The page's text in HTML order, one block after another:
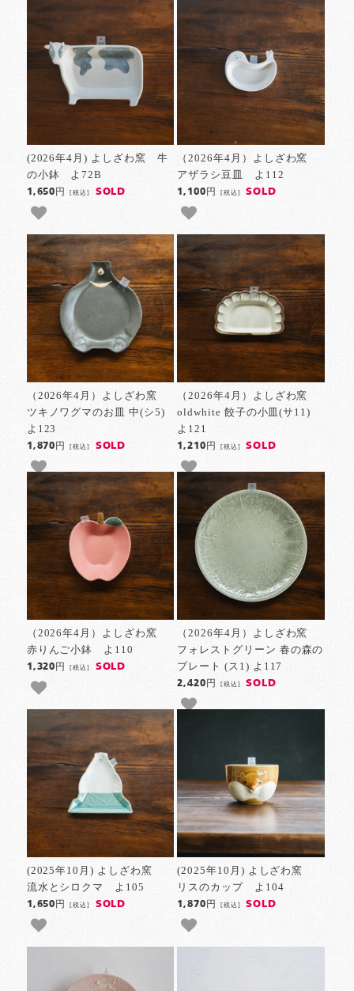
(2026年4月) よしざわ窯 牛
の小鉢 よ72B
1,650円[税込] SOLD
（2026年4月）よしざわ窯
アザラシ豆皿 よ112
1,100円 [税込] SOLD
（2026年4月）よしざわ窯
ツキノワグマのお皿 中(シ5)
よ123
1,870円[税込] SOLD
（2026年4月）よしざわ窯
oldwhite 餃子の小皿(サ11)
よ121
1,210円 [税込] SOLD
（2026年4月）よしざわ窯
赤りんご小鉢 よ110
1,320円[税込] SOLD
（2026年4月）よしざわ窯
フォレストグリーン 春の森の
プレート (ス1) よ117
2,420円 [税込] SOLD
(2025年10月) よしざわ窯
流水とシロクマ よ105
1,650円[税込] SOLD
(2025年10月) よしざわ窯
リスのカップ よ104
1,870円 [税込] SOLD